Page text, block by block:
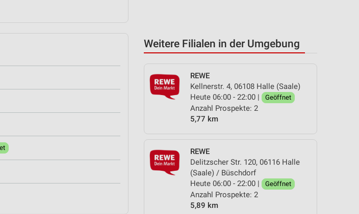
Weitere Filialen in der Umgebung
REWE
Kellnerstr. 4, 06108 Halle (Saale)
Heute 06:00 - 22:00 |
Geöffnet
Anzahl Prospekte: 2
5,77 km
REWE
Delitzscher Str. 120, 06116 Halle
(Saale) / Büschdorf
Heute 06:00 - 22:00 |
Geöffnet
Anzahl Prospekte: 2
5,89 km